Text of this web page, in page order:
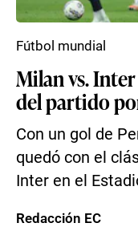
Milan vs. Inter
del partido
Con un gol de
quedó con el
Inter en el
Fútbol mundial
Redacción EC